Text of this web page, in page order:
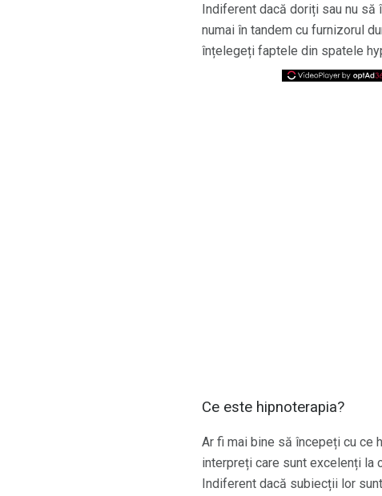
Indiferent dacă doriți sau nu să
numai în tandem cu furnizorul
înțelegeți faptele din spatele
Ce este hipnoterapia?
Ar fi mai bine să începeți cu ce
interpreți care sunt excelenți la
Indiferent dacă subiecții lor